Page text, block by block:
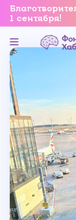
1 сентября!
Вы